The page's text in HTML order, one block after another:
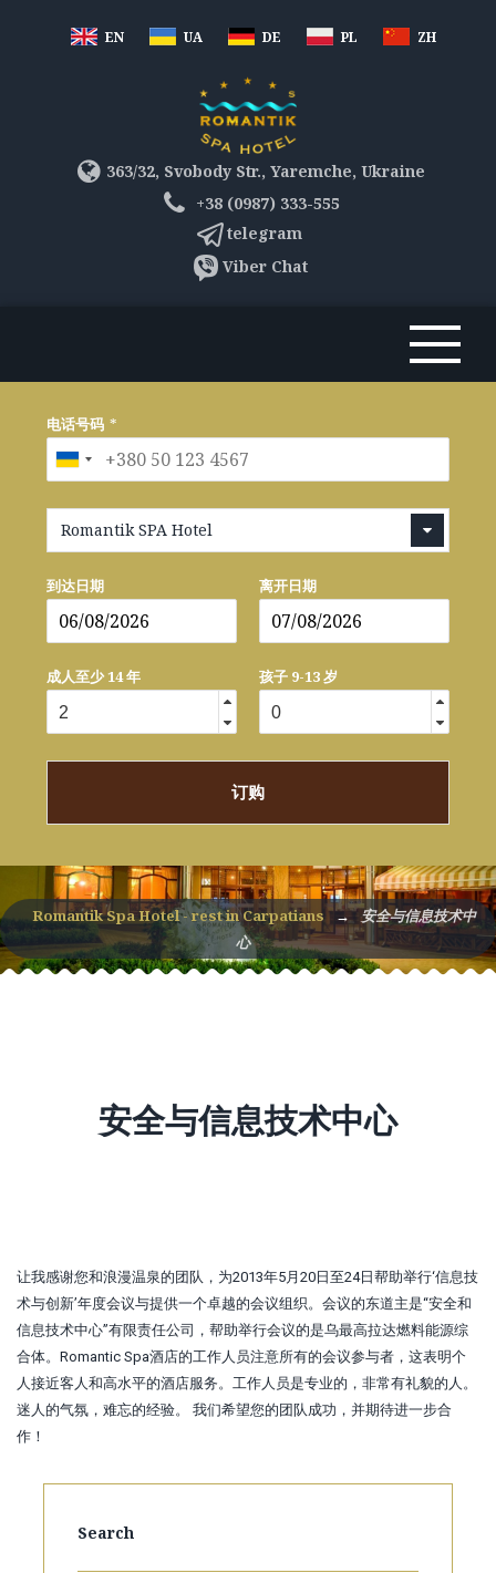
EN UA DE PL ZH
363/32, Svobody Str., Yaremche, Ukraine
+38 (0987) 333-555
telegram
Viber Chat
电话号码 *
Romantik SPA Hotel
到达日期 离开日期
成人至少 14 年 孩子 9-13 岁
订购
Romantik Spa Hotel - rest in Carpatians → 安全与信息技术中
心
安全与信息技术中心
让我感谢您和浪漫温泉的团队，为2013年5月20日至24日帮助举行‘信息技
术与创新’年度会议与提供一个卓越的会议组织。会议的东道主是“安全和
信息技术中心”有限责任公司，帮助举行会议的是乌最高拉达燃料能源综
合体。Romantic Spa酒店的工作人员注意所有的会议参与者，这表明个
人接近客人和高水平的酒店服务。工作人员是专业的，非常有礼貌的人。
迷人的气氛，难忘的经验。 我们希望您的团队成功，并期待进一步合
作！
Search